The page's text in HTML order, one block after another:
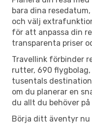
bara dina
och välj
för att anpassa din
transparenta priser
Travellink förbinder
rutter, 690
tusentals
om du planerar en
du allt du behöver
Börja ditt äventyr